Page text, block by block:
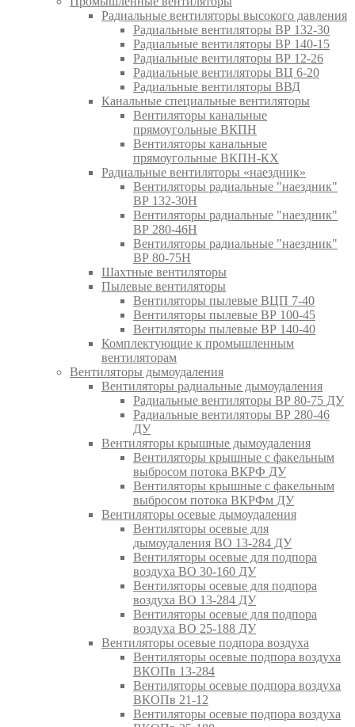
Радиальные вентиляторы высокого давления
Радиальные вентиляторы ВР 132-30
Радиальные вентиляторы ВР 140-15
Радиальные вентиляторы ВР 12-26
Радиальные вентиляторы ВЦ 6-20
Радиальные вентиляторы ВВД
Канальные специальные вентиляторы
Вентиляторы канальные
прямоугольные ВКПН
Вентиляторы канальные
прямоугольные ВКПН-КХ
Радиальные вентиляторы «наездник»
Вентиляторы радиальные "наездник"
ВР 132-30Н
Вентиляторы радиальные "наездник"
ВР 280-46Н
Вентиляторы радиальные "наездник"
ВР 80-75Н
Шахтные вентиляторы
Пылевые вентиляторы
Вентиляторы пылевые ВЦП 7-40
Вентиляторы пылевые ВР 100-45
Вентиляторы пылевые ВР 140-40
Комплектующие к промышленным
вентиляторам
Вентиляторы дымоудаления
Вентиляторы радиальные дымоудаления
Радиальные вентиляторы ВР 80-75 ДУ
Радиальные вентиляторы ВР 280-46
ДУ
Вентиляторы крышные дымоудаления
Вентиляторы крышные с факельным
выбросом потока ВКРФ ДУ
Вентиляторы крышные с факельным
выбросом потока ВКРФм ДУ
Вентиляторы осевые дымоудаления
Вентиляторы осевые для
дымоудаления ВО 13-284 ДУ
Вентиляторы осевые для подпора
воздуха ВО 30-160 ДУ
Вентиляторы осевые для подпора
воздуха ВО 13-284 ДУ
Вентиляторы осевые для подпора
воздуха ВО 25-188 ДУ
Вентиляторы осевые подпора воздуха
Вентиляторы осевые подпора воздуха
ВКОПв 13-284
Вентиляторы осевые подпора воздуха
ВКОПв 21-12
Вентиляторы осевые подпора воздуха